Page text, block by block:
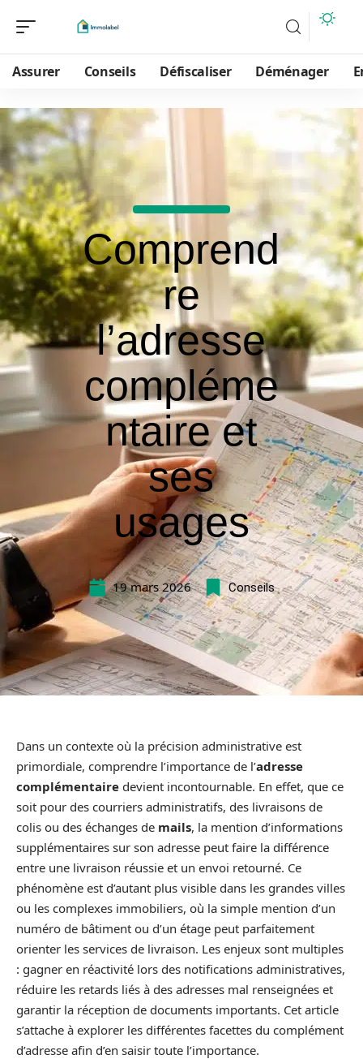
Assurer Conseils Défiscaliser Déménager
Comprend
re
l’adresse
compléme
ntaire et
ses
usages
19 mars 2026 Conseils
Dans un contexte où la précision administrative est
primordiale, comprendre l’importance de l’adresse
complémentaire devient incontournable. En effet, que ce
soit pour des courriers administratifs, des livraisons de
colis ou des échanges de mails, la mention d’informations
supplémentaires sur son adresse peut faire la différence
entre une livraison réussie et un envoi retourné. Ce
phénomène est d’autant plus visible dans les grandes villes
ou les complexes immobiliers, où la simple mention d’un
numéro de bâtiment ou d’un étage peut parfaitement
orienter les services de livraison. Les enjeux sont multiples
: gagner en réactivité lors des notifications administratives,
réduire les retards liés à des adresses mal renseignées et
garantir la réception de documents importants. Cet article
s’attache à explorer les différentes facettes du complément
d’adresse afin d’en saisir toute l’importance.